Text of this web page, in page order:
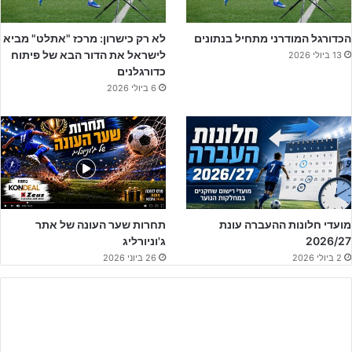
חופשית, אך בחלוף שתי דקות נוספות שער שלתמיר גלאםהחזיר את
יתרון שני השערים לשמשון ת"א.
הכדורגל המודרני מתחיל בנתונים
13 ביולי 2026
לא רק כישרון: מרכז "אתלט" מביא
לישראל את הדור הבא של פיתוח
כדורגלנים
6 ביולי 2026
מועדי חלונות ההעברה עונת
2026/27
2 ביולי 2026
תחרות שער העונה של אתר
ג'וניורליג
26 ביוני 2026